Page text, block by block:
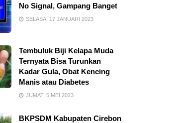
No Signal, Gampang Banget
SELASA, 17 JANUARI 2023
Tembuluk Biji Kelapa Muda
Ternyata Bisa Turunkan
Kadar Gula, Obat Kencing
Manis atau Diabetes
JUMAT, 5 MEI 2023
BKPSDM Kabupaten Cirebon